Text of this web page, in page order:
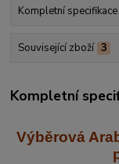
Kompletní specifikace
Související zboží 3
Kompletní
Výběrová